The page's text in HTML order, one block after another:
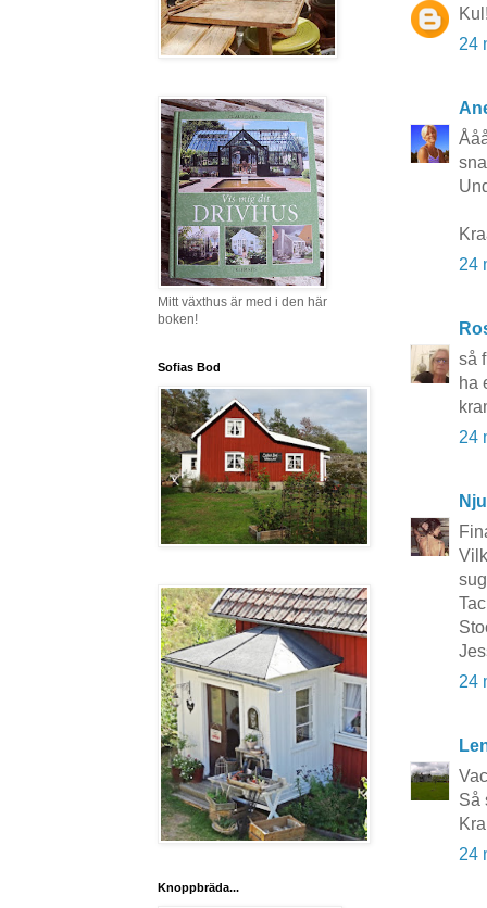
24
24
så
ha
24
24
Så
24
Mitt växthus är med i den här
boken!
Sofias Bod
Knoppbräda...